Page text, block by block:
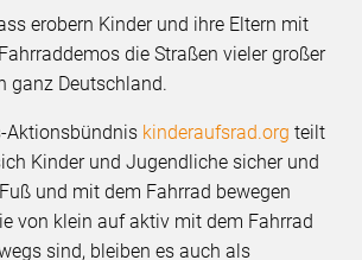
erobern Kinder und ihre Eltern mit
die Straßen vieler großer
ganz Deutschland.
Aktionsbündnis kinderaufsrad.org teilt
Kinder und Jugendliche sicher und
und mit dem Fahrrad bewegen
von klein auf aktiv mit dem Fahrrad
sind, bleiben es auch als